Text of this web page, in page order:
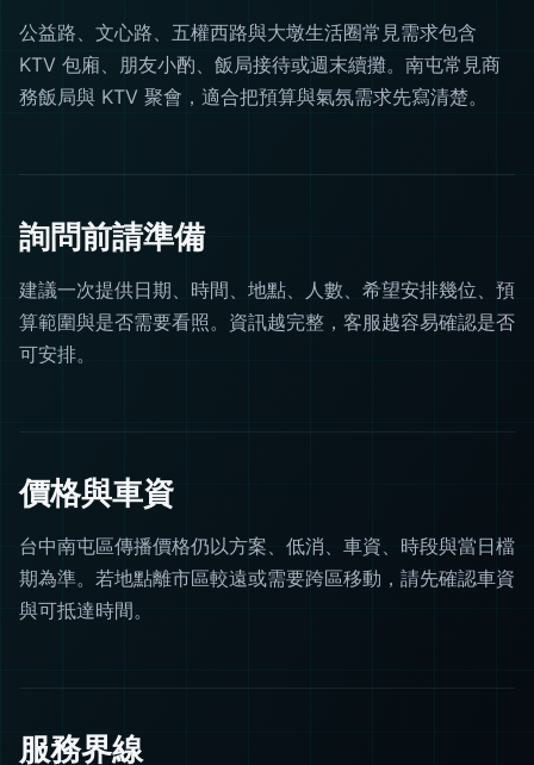
公益路、文心路、五權西路與大墩生活圈常見需求包含
KTV 包廂、朋友小酌、飯局接待或週末續攤。南屯常見商
務飯局與 KTV 聚會，適合把預算與氣氛需求先寫清楚。
詢問前請準備
建議一次提供日期、時間、地點、人數、希望安排幾位、預
算範圍與是否需要看照。資訊越完整，客服越容易確認是否
可安排。
價格與車資
台中南屯區傳播價格仍以方案、低消、車資、時段與當日檔
期為準。若地點離市區較遠或需要跨區移動，請先確認車資
與可抵達時間。
服務界線